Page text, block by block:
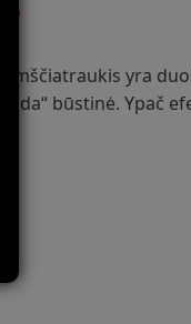
yra
būstinė. Ypač